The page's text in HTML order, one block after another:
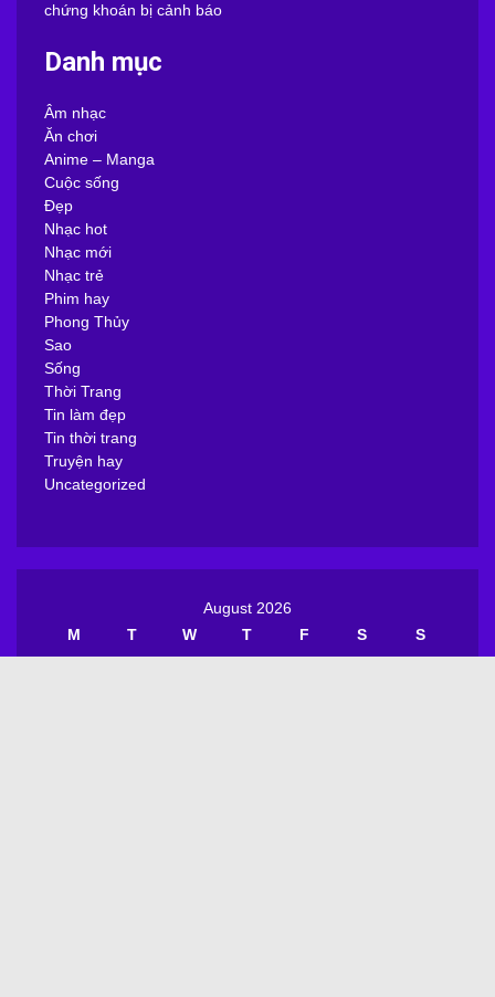
chứng khoán bị cảnh báo
Danh mục
Âm nhạc
Ăn chơi
Anime – Manga
Cuộc sống
Đẹp
Nhạc hot
Nhạc mới
Nhạc trẻ
Phim hay
Phong Thủy
Sao
Sống
Thời Trang
Tin làm đẹp
Tin thời trang
Truyện hay
Uncategorized
August 2026
M
T W T F S
S
1
2